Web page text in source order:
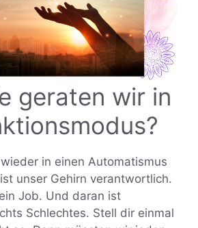
geraten wir in
in einen Automatismus
unser Gehirn verantwortlich.
Job. Und daran ist
Schlechtes. Stell dir einmal